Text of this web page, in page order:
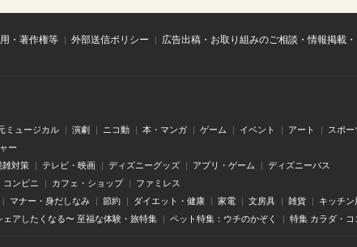
・著作権等 外部送信ポリシー
広告出稿・お取り組みのご相談・情報掲載
ミュージカル 演劇 ニコ動 本・マンガ ゲーム イベント アート スポー
ー
雑対策 テレビ・映画 ディズニーグッズ アプリ・ゲーム ディズニーパス
コンビニ カフェ・ショップ ファミレス
マナー・身だしなみ 節約 ダイエット・健康 家電 文房具 雑貨 キッチン
ェアしたくなる〜 至福な体験・旅特集 ペット特集：ウチのかぞく 特集 カラダ・コ